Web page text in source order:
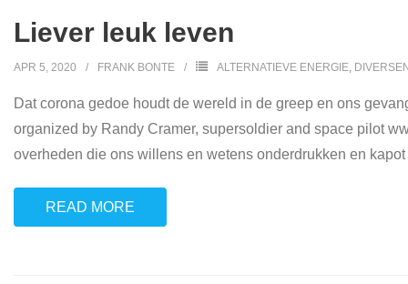
Liever leuk leven
APR 5, 2020 FRANK BONTE ALTERNATIEVE ENERGIE,
Dat corona gedoe houdt de wereld in de greep en ons
organized by Randy Cramer, supersoldier and space pilot
overheden die ons willens en wetens onderdrukken en
READ MORE